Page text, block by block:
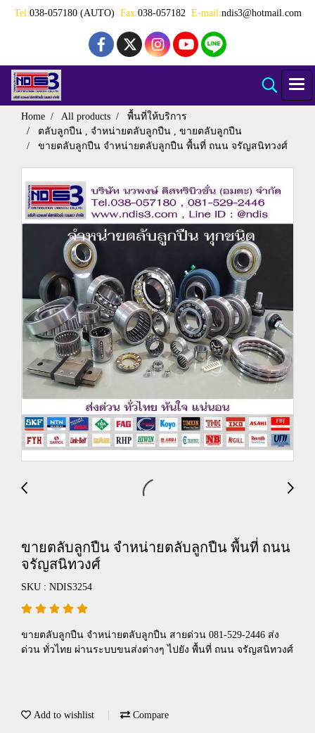
Tel:038-057180 (AUTO) Fax:038-057182 E-mail:ndis3@hotmail.com
Home All products
พื้นที่ให้บริการ
ตลับลูกปืน , จำหน่ายตลับลูกปืน , ขายตลับลูกปืน
ขายตลับลูกปืน จำหน่ายตลับลูกปืน พื้นที่ ถนน จรัญสนิทวงศ์
ขายตลับลูกปืน จำหน่ายตลับลูกปืน พื้นที่ ถนน
จรัญสนิทวงศ์
SKU : NDIS3254
ขายตลับลูกปืน จำหน่ายตลับลูกปืน สายด่วน 081-529-2446 ส่ง
ด่วน ทั่วไทย ผ่านระบบขนส่งต่างๆ ไปยัง พื้นที่ ถนน จรัญสนิทวงศ์
Add to wishlist Compare